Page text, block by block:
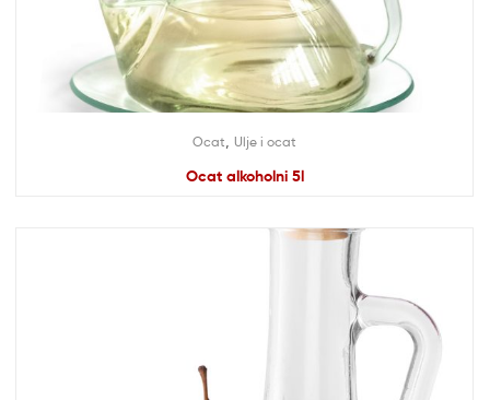
Ocat Ulje i ocat
Ocat alkoholni 5l